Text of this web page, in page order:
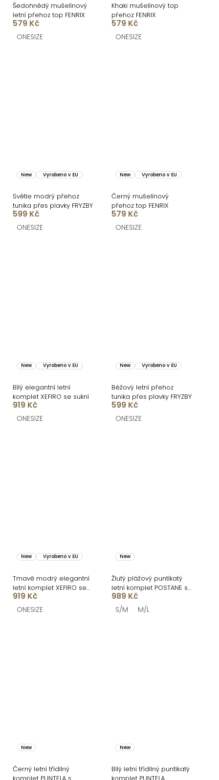
Šedohnědý mušelínový
letní přehoz top FENRIX
579 Kč
ONESIZE
Khaki mušelínový top
přehoz FENRIX
579 Kč
ONESIZE
New Vyrobeno v EU
Světle modrý přehoz
tunika přes plavky FRYZBY
599 Kč
ONESIZE
New Vyrobeno v EU
Černý mušelínový
přehoz top FENRIX
579 Kč
ONESIZE
New Vyrobeno v EU
Bílý elegantní letní
komplet XEFIRO se sukní
919 Kč
ONESIZE
New Vyrobeno v EU
Béžový letní přehoz
tunika přes plavky FRYZBY
599 Kč
ONESIZE
New Vyrobeno v EU
Tmavě modrý elegantní
letní komplet XEFIRO se
sukní
919 Kč
ONESIZE
New
Žlutý plážový puntíkatý
letní komplet POSTANE se
sukní
989 Kč
S/M M/L
New
Černý letní třídílný
New
Bílý letní třídílný puntíkatý